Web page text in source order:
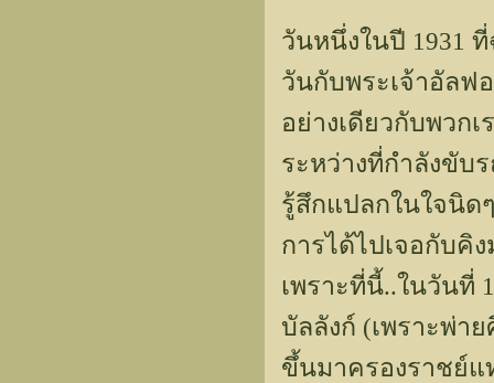
วันหนึ่งในปี 1931
วันกับพระเจ้าอัลฟ
อย่างเดียวกับพวก
ระหว่างที่กำลังขับ
รู้สึกแปลกในใจนิด
การได้ไปเจอกับคิ
เพราะที่นี้..ในวันที่
บัลลังก์ (เพราะพ่า
ขึ้นมาครองราชย์